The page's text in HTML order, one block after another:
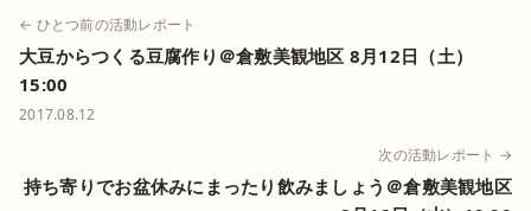
← ひとつ前の活動レポート
大豆からつくる豆腐作り＠倉敷美観地区 8月12日（土）
15:00
2017.08.12
次の活動レポート →
持ち寄りでお盆休みにまったり飲みましょう＠倉敷美観地区